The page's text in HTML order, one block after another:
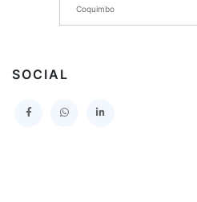
I MUNICIPALIDAD DE
SERVICIO DE SALUD
Coquimbo
SOCIAL